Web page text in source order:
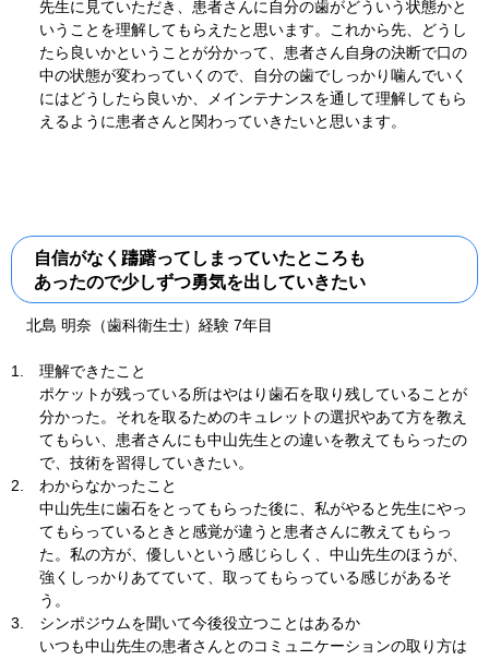
先生に見ていただき、患者さんに自分の歯がどういう状態かと
いうことを理解してもらえたと思います。これから先、どうし
たら良いかということが分かって、患者さん自身の決断で口の
中の状態が変わっていくので、自分の歯でしっかり噛んでいく
にはどうしたら良いか、メインテナンスを通して理解してもら
えるように患者さんと関わっていきたいと思います。
自信がなく躊躇ってしまっていたところも
あったので少しずつ勇気を出していきたい
北島 明奈（歯科衛生士）経験 7年目
1. 理解できたこと
ポケットが残っている所はやはり歯石を取り残していることが
分かった。それを取るためのキュレットの選択やあて方を教え
てもらい、患者さんにも中山先生との違いを教えてもらったの
で、技術を習得していきたい。
2. わからなかったこと
中山先生に歯石をとってもらった後に、私がやると先生にやっ
てもらっているときと感覚が違うと患者さんに教えてもらっ
た。私の方が、優しいという感じらしく、中山先生のほうが、
強くしっかりあてていて、取ってもらっている感じがあるそ
う。
3. シンポジウムを聞いて今後役立つことはあるか
いつも中山先生の患者さんとのコミュニケーションの取り方は